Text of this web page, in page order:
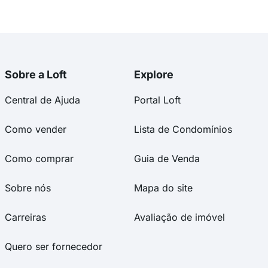
Sobre a Loft
Central de Ajuda
Como vender
Como comprar
Sobre nós
Carreiras
Quero ser fornecedor
Explore
Portal Loft
Lista de Condomínios
Guia de Venda
Mapa do site
Avaliação de imóvel